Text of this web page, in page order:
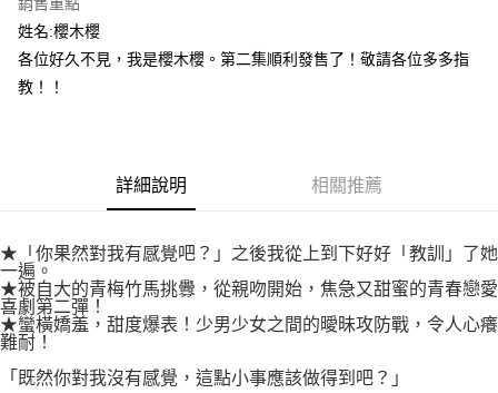
購買商品的店家。未經商家同意取消之訂單仍視為有效，需透過AFTEE先享
後付繳納相關費用。
※ 交易是否成功請以「AFTEE先享後付 」之結帳頁面顯示為準，若有關於
是否繳費成功／繳費後需取消欲退款等相關疑問，請聯繫「AFTEE先享後付
易，需依本服務之必要範圍內提供個人資料，並將交易相關給付款項請求債
https://aftee.tw/terms/#terms3
３．未成年的使用者請事先徵得法定代理人或監護人之同意方可使用
「AFTEE先享後付」，若未經同意申辦者引起之損失，本公司不負相關責
任。
４．使用「AFTEE先享後付」時，將依據個別帳號之用戶狀況，依本公司即
時審查核予不同之上限額度；若仍有額度不足之情形，本公司將視審查結果
５．嚴禁一人註冊多個帳號或使用他人資訊註冊。若發現惡意使用之情形，
每筆NT$80，滿NT$500(含以上)免運費
付款後萊爾富取貨
每筆NT$80，滿NT$500(含以上)免運費
付款後7-11取貨
宅配
每筆NT$100，滿NT$800(含以上)免運費
國家/地區配送
姓名:櫻木櫻
各位好久不見，我是櫻木櫻。第二集順利發售了！敬請各位多多指
教！！
詳細說明 相關推薦
★「你果然對我有感覺吧？」之後我從上到下好好「教訓」了她
一遍。
★被自大的青梅竹馬挑釁，從親吻開始，焦急又甜蜜的青春戀愛
喜劇第二彈！
★蠻橫嬌羞，甜度爆表！少男少女之間的曖昧攻防戰，令人心癢
難耐！
「既然你對我沒有感覺，這點小事應該做得到吧？」